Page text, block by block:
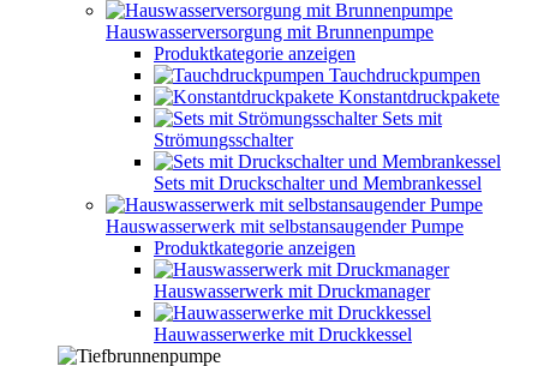
Hauswasserversorgung mit Brunnenpumpe
Produktkategorie anzeigen
Tauchdruckpumpen
Konstantdruckpakete
Sets mit
Strömungsschalter
Sets mit Druckschalter und Membrankessel
Hauswasserwerk mit selbstansaugender Pumpe
Produktkategorie anzeigen
Hauswasserwerk mit Druckmanager
Hauwasserwerke mit Druckkessel